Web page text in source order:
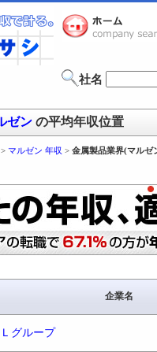
社名
ゼン の平均年収位置
> マルゼン 年収 > 金属製品業界(マルゼ
企業名
グループ